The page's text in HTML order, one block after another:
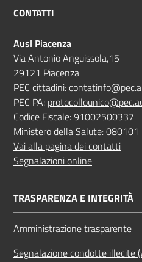
CONTATTI
Ausl Piacenza
Via Antonio Anguissola,15
29121 Piacenza
PEC cittadini:
PEC PA:
Codice Fiscale: 91002500337
Ministero della Salute: 080101
Vai alla pagina dei contatti
Segnalazioni online
TRASPARENZA E INTEGRITÀ
Amministrazione trasparente
Segnalazione condotte illecite